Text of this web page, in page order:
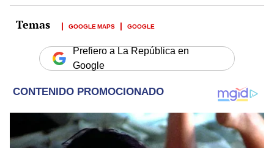
GOOGLE MAPS GOOGLE
Prefiero a La República en
Google